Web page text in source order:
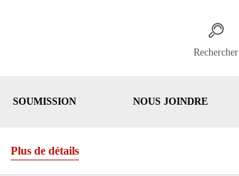
Rechercher
SOUMISSION NOUS JOINDRE
Plus de détails